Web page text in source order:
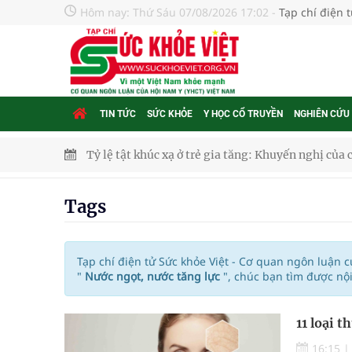
Hôm nay: Thứ Sáu 07/08/2026 17:02 - Tạp chí điện
TIN TỨC SỨC KHỎE Y HỌC CỔ TRUYỀN NGHIÊN CỨU
Vương Thành Công: Khi việc học bắt đầu từ trải
Chấn chỉnh hoạt động kinh doanh dược liệu
Súp lơ xanh mang đến hy vọng mới trong phòng
Tác Dụng Chống Kết Tập Tiểu Cầu Và Chống
Quan Bằng Chứng Dược Lý Và Cơ Chế Phân Tử
Tags
Tạp chí điện tử Sức khỏe Việt - Cơ quan ngôn luận
" Nước ngọt, nước tăng lực ", chúc bạn tìm được
11 loại
16:15 |